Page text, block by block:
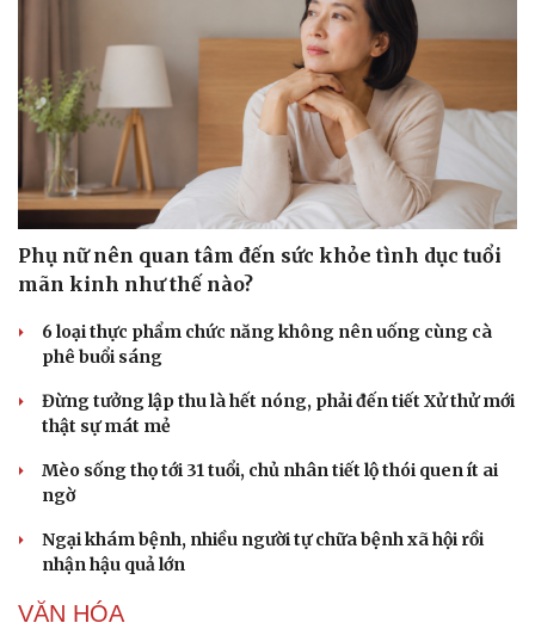
Phụ nữ nên quan tâm đến sức khỏe tình dục tuổi
mãn kinh như thế nào?
6 loại thực phẩm chức năng không nên uống cùng cà
phê buổi sáng
Đừng tưởng lập thu là hết nóng, phải đến tiết Xử thử mới
thật sự mát mẻ
Mèo sống thọ tới 31 tuổi, chủ nhân tiết lộ thói quen ít ai
ngờ
Ngại khám bệnh, nhiều người tự chữa bệnh xã hội rồi
nhận hậu quả lớn
VĂN HÓA